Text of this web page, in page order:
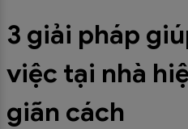
3 giải pháp
việc tại nhà
giãn cách